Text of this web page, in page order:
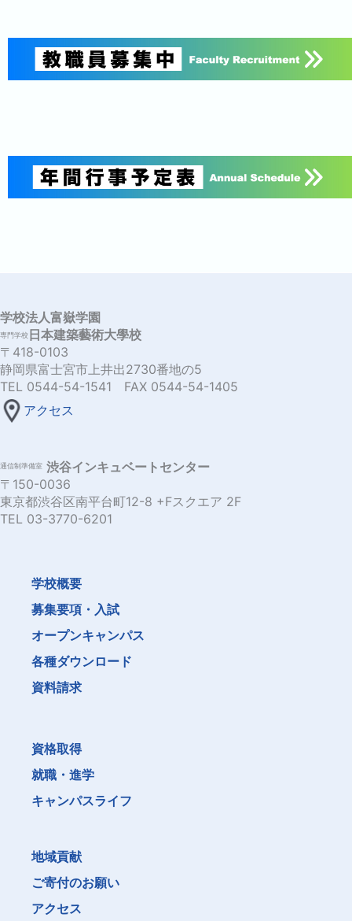
学校法人富嶽学園
専門学校日本建築藝術大學校
〒418-0103
静岡県富士宮市上井出2730番地の5
TEL 0544-54-1541 FAX 0544-54-1405
アクセス
通信制準備室 渋谷インキュベートセンター
〒150-0036
東京都渋谷区南平台町12-8 +Fスクエア 2F
TEL 03-3770-6201
学校概要
募集要項・入試
オープンキャンパス
各種ダウンロード
資料請求
資格取得
就職・進学
キャンパスライフ
地域貢献
ご寄付のお願い
アクセス